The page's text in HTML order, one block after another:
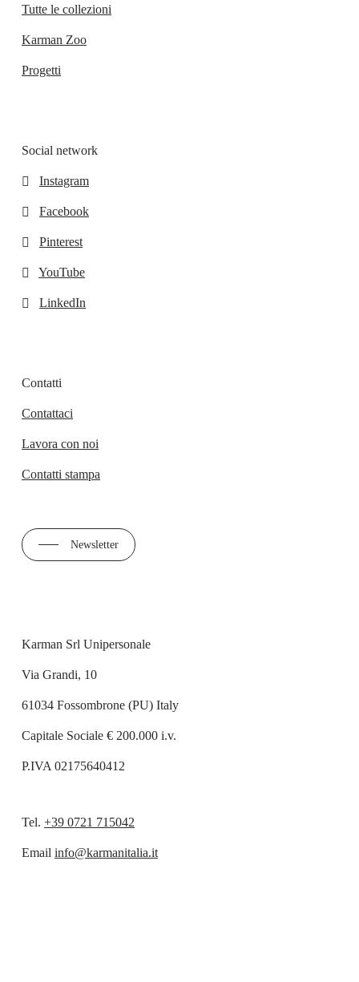
Tutte le collezioni
Karman Zoo
Progetti
Social network
Instagram
Facebook
Pinterest
YouTube
LinkedIn
Contatti
Contattaci
Lavora con noi
Contatti stampa
Newsletter
Karman Srl Unipersonale
Via Grandi, 10
61034 Fossombrone (PU) Italy
Capitale Sociale € 200.000 i.v.
P.IVA 02175640412
Tel.+39 0721 715042
Emailinfo@karmanitalia.it